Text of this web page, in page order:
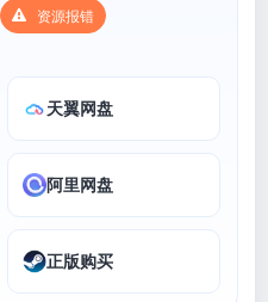
资源报错
天翼网盘
阿里网盘
正版购买